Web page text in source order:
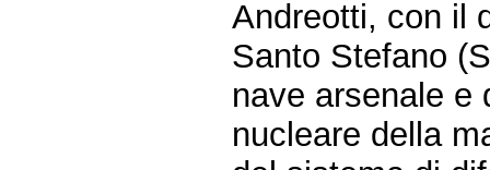
Andreotti, con il
Santo Stefano
nave arsenale e
nucleare della